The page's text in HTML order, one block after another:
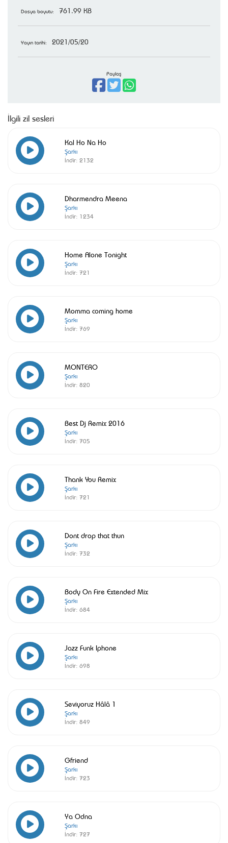
Dosya boyutu: 761.99 KB
Yayın tarihi: 2021/05/20
Paylaş
İlgili zil sesleri
Kal Ho Na Ho
Şarkı
İndir: 2132
Dharmendra Meena
Şarkı
İndir: 1234
Home Alone Tonight
Şarkı
İndir: 721
Momma coming home
Şarkı
İndir: 769
MONTERO
Şarkı
İndir: 820
Best Dj Remix 2016
Şarkı
İndir: 705
Thank You Remix
Şarkı
İndir: 721
Dont drop that thun
Şarkı
İndir: 732
Body On Fire Extended Mix
Şarkı
İndir: 684
Jazz Funk Iphone
Şarkı
İndir: 698
Seviyoruz Hâlâ 1
Şarkı
İndir: 849
Gfriend
Şarkı
İndir: 723
Ya Odna
Şarkı
İndir: 727